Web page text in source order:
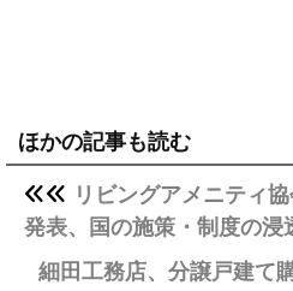
ほかの記事も読む
リビングアメニティ
発表、国の施策・制度の浸
細田工務店、分譲戸建て